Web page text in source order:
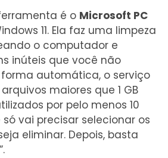
é o Microsoft PC
11. Ela faz uma limpeza
o computador e
inúteis que você não
forma automática, o serviço
maiores que 1 GB
por pelo menos 10
só vai precisar selecionar os
eliminar. Depois, basta